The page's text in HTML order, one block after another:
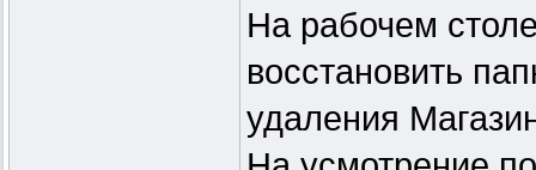
На рабочем
восстановить
удаления